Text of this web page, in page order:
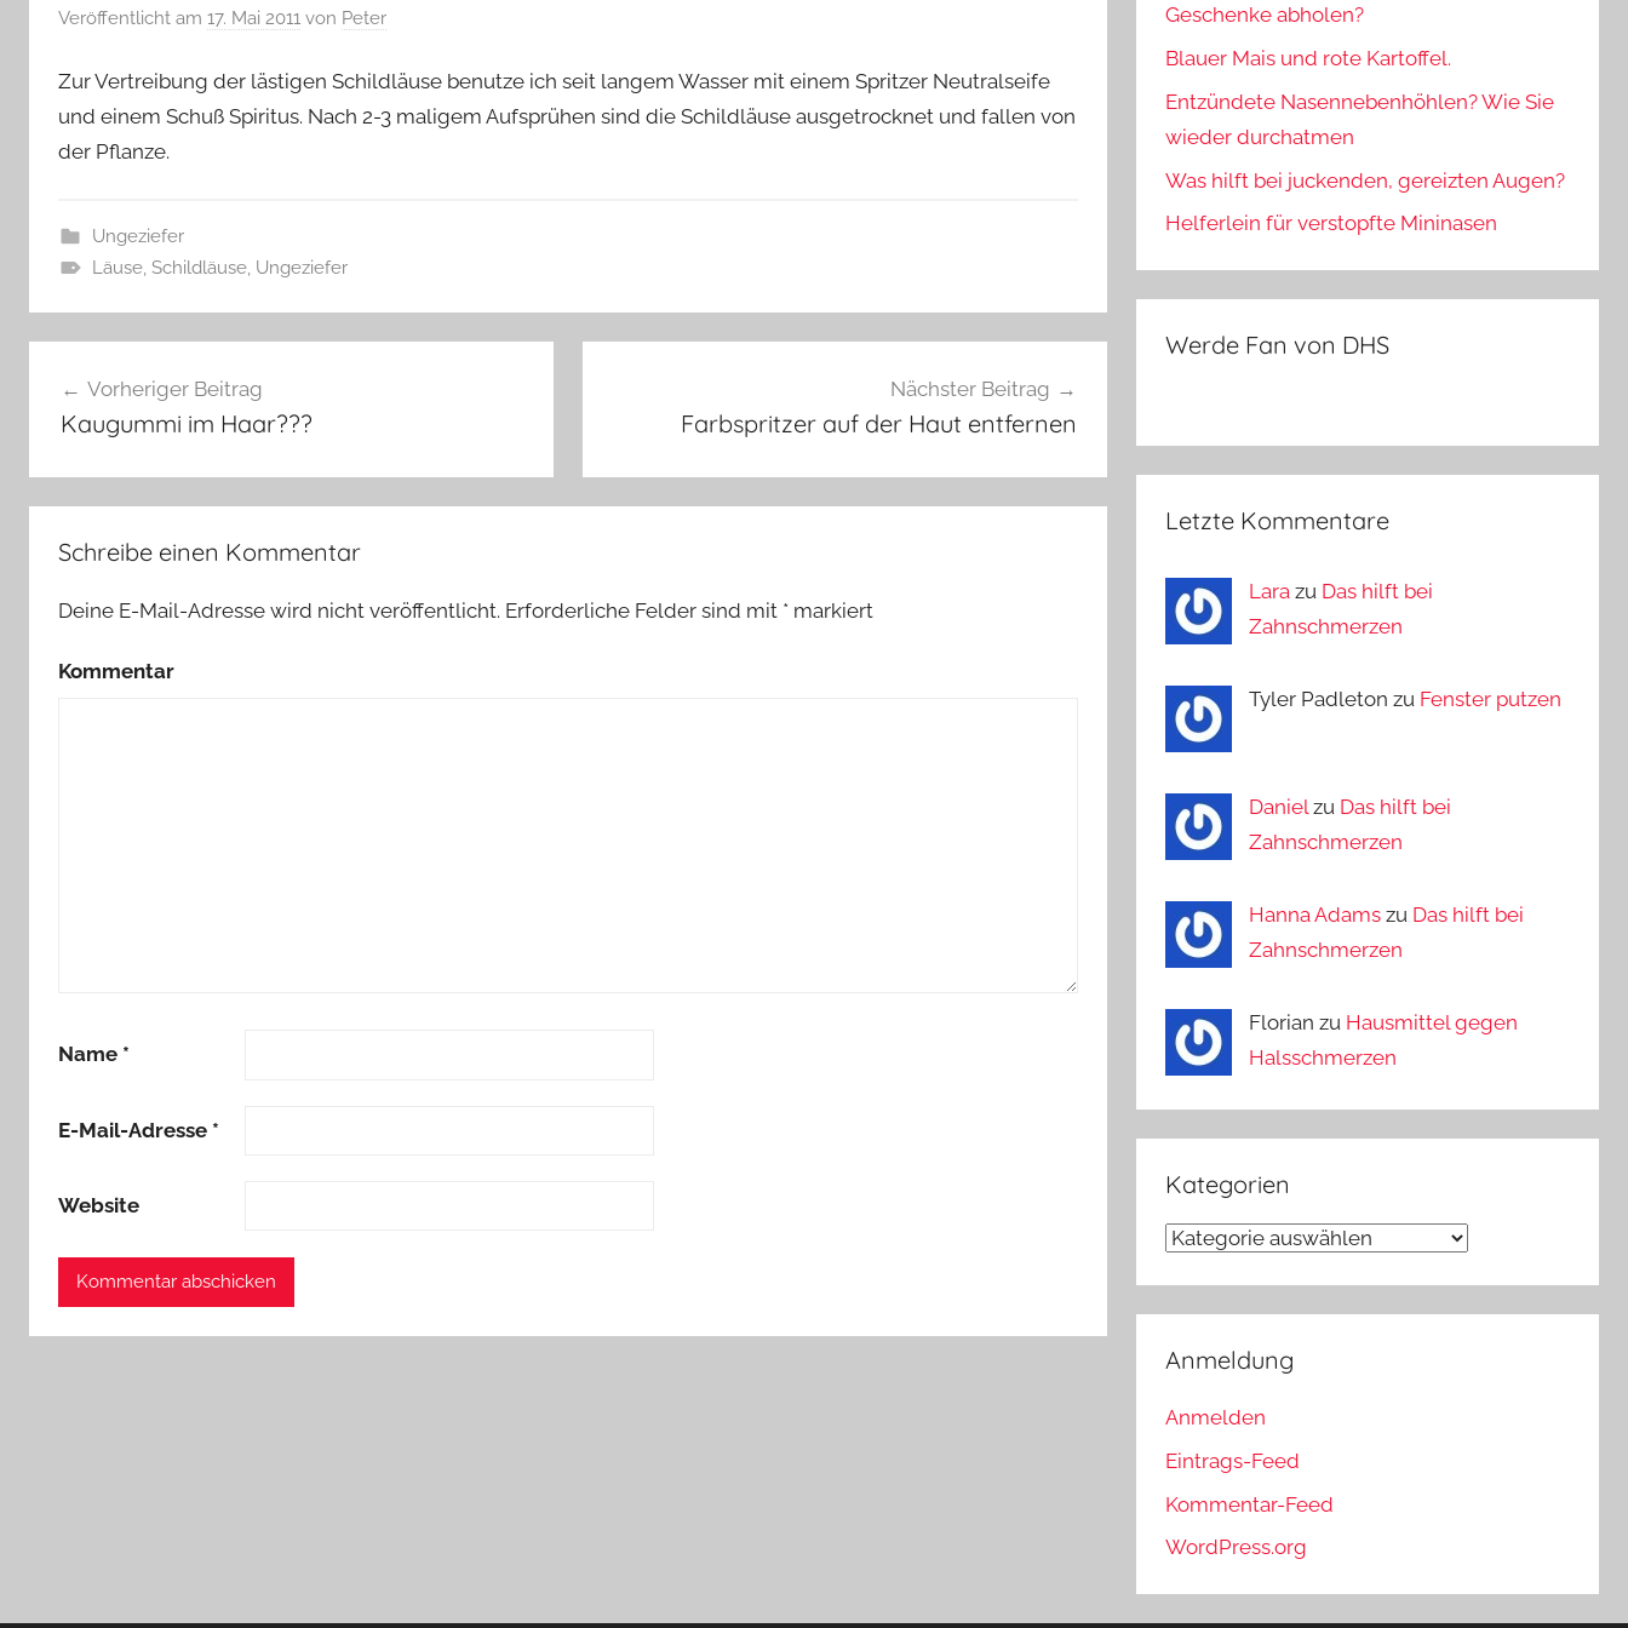
Veröffentlicht am 17. Mai 2011 von Peter
Zur Vertreibung der lästigen Schildläuse benutze ich seit langem Wasser mit einem Spritzer Neutralseife
und einem Schuß Spiritus. Nach 2-3 maligem Aufsprühen sind die Schildläuse ausgetrocknet und fallen von
der Pflanze.
Ungeziefer
Läuse, Schildläuse, Ungeziefer
Vorheriger Beitrag
Kaugummi im Haar???
Nächster Beitrag
Farbspritzer auf der Haut entfernen
Schreibe einen Kommentar
Deine E-Mail-Adresse wird nicht veröffentlicht. Erforderliche Felder sind mit * markiert
Kommentar
Name *
E-Mail-Adresse *
Website
Geschenke abholen?
Blauer Mais und rote Kartoffel.
Entzündete Nasennebenhöhlen? Wie Sie
wieder durchatmen
Was hilft bei juckenden, gereizten Augen?
Helferlein für verstopfte Mininasen
Werde Fan von DHS
Letzte Kommentare
Larazu Das hilft bei
Zahnschmerzen
Tyler Padleton zu Fenster putzen
Daniel zu Das hilft bei
Zahnschmerzen
Hanna Adamszu Das hilft bei
Zahnschmerzen
Florian zu Hausmittel gegen
Halsschmerzen
Kategorien
Kategorien
Anmeldung
Anmelden
Eintrags-Feed
Kommentar-Feed
WordPress.org